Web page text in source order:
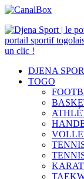
portail sportif
un clic !
DJENA
TOGO